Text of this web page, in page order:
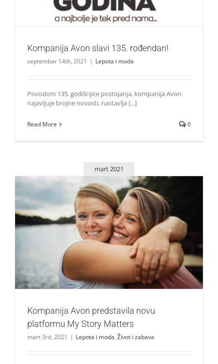
Kompanija Avon slavi 135. rođendan!
septembar 14th, 2021 | Lepota i moda
Povodom 135. godišnjice postojanja, kompanija Avon
najavljuje brojne novosti, nastavlja [...]
Read More 0
mart 2021
Kompanija Avon predstavila novu platformu My Story
Matters
Lepota i moda Život i zabava
Kompanija Avon predstavila novu
platformu My Story Matters
mart 3rd, 2021 | Lepota i moda, Život i zabava